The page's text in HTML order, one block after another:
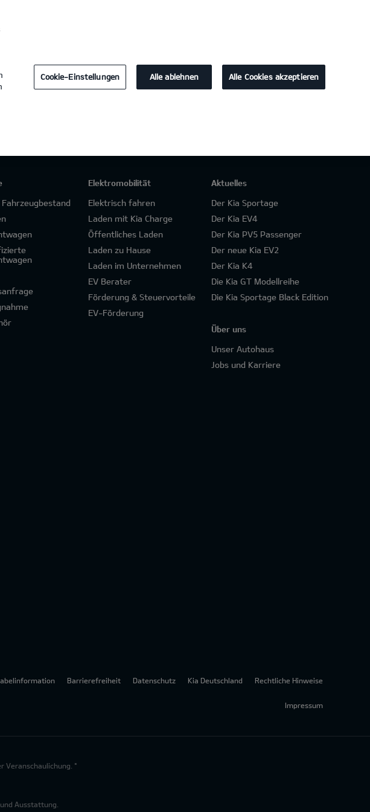
Elektromobilität
Elektrisch fahren
Laden mit Kia Charge
Öffentliches Laden
Laden zu Hause
Laden im Unternehmen
EV Berater
Förderung & Steuervorteile
EV-Förderung
Aktuelles
Der Kia Sportage
Der Kia EV4
Der Kia PV5 Passenger
Der neue Kia EV2
Der Kia K4
Die Kia GT Modellreihe
Die Kia Sportage Black Edition
Über uns
Unser Autohaus
Jobs und Karriere
Barrierefreiheit Datenschutz Kia Deutschland Rechtliche Hinweise
Impressum
Veranschaulichung. *
Ausstattung.
Cookie-Einstellungen Alle ablehnen Alle Cookies akzeptieren